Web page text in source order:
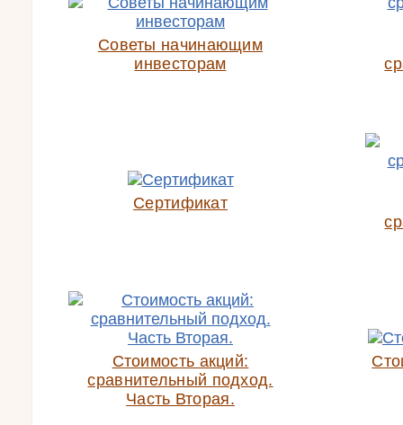
Советы начинающим
инвесторам
Сертификат
Стоимость акций:
сравнительный подход.
Часть Вторая.